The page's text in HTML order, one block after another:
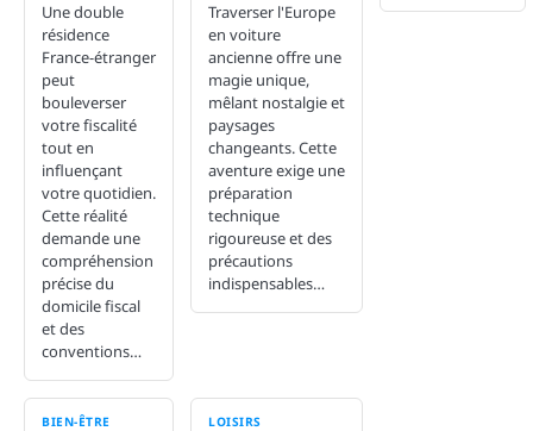
Une double
résidence
France-étranger
peut
bouleverser
votre fiscalité
tout en
influençant
votre quotidien.
Cette réalité
demande une
compréhension
précise du
domicile fiscal
et des
conventions…
Traverser l'Europe
en voiture
ancienne offre une
magie unique,
mêlant nostalgie et
paysages
changeants. Cette
aventure exige une
préparation
technique
rigoureuse et des
précautions
indispensables…
BIEN-ÊTRE LOISIRS